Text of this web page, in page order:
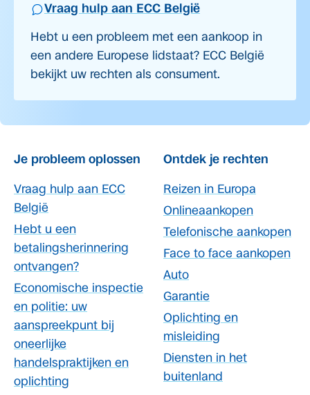
Vraag hulp aan ECC België
Hebt u een probleem met een aankoop in
een andere Europese lidstaat? ECC België
bekijkt uw rechten als consument.
Je probleem oplossen
Vraag hulp aan ECC
België
Hebt u een
betalingsherinnering
ontvangen?
Economische inspectie
en politie: uw
aanspreekpunt bij
oneerlijke
handelspraktijken en
oplichting
Ontdek je rechten
Reizen in Europa
Onlineaankopen
Telefonische aankopen
Face to face aankopen
Auto
Garantie
Oplichting en
misleiding
Diensten in het
buitenland